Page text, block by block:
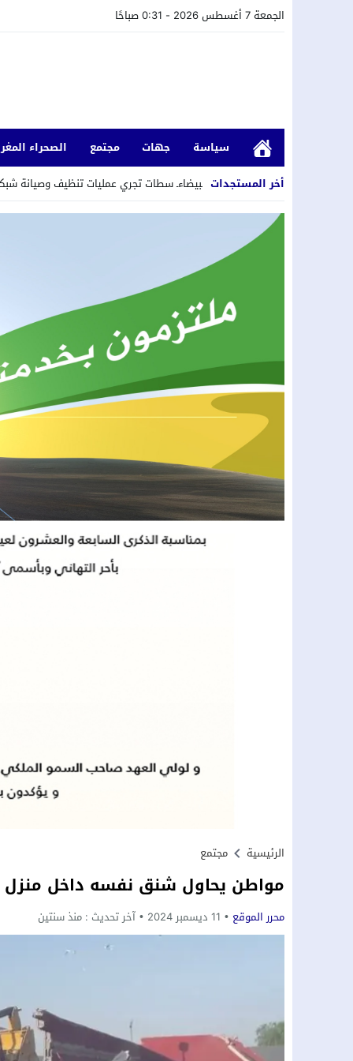
الجمعة 7 أغسطس 2026 - 0:31 صباحًا
سياسة جهات مجتمع
الصحراء
أخر المستجدات
الدار البيضاءـ سطات تجري عمليات تنظيف وصيانة شبكة التطهير السائل.
الرئيسية مجتمع
مواطن يحاول شنق نفسه داخل
محرر الموقع 11 ديسمبر 2024 آخر تحديث : منذ سنتين